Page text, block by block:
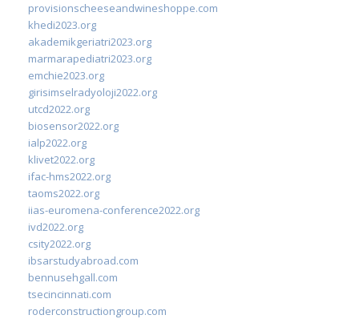
provisionscheeseandwineshoppe.com
khedi2023.org
akademikgeriatri2023.org
marmarapediatri2023.org
emchie2023.org
girisimselradyoloji2022.org
utcd2022.org
biosensor2022.org
ialp2022.org
klivet2022.org
ifac-hms2022.org
taoms2022.org
iias-euromena-conference2022.org
ivd2022.org
csity2022.org
ibsarstudyabroad.com
bennusehgall.com
tsecincinnati.com
roderconstructiongroup.com